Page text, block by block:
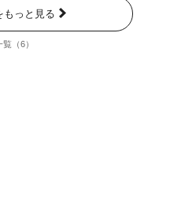
もっと見る
（6）